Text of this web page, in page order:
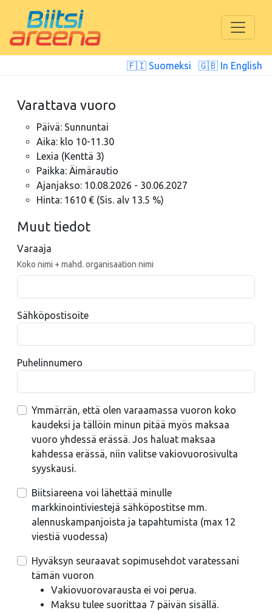
🇫🇮 Suomeksi 🇬🇧 In English
Varattava vuoro
Päivä: Sunnuntai
Aika: klo 10-11.30
Lexia (Kenttä 3)
Paikka: Äimärautio
Ajanjakso: 10.08.2026 - 30.06.2027
Hinta: 1610 € (Sis. alv 13.5 %)
Muut tiedot
Varaaja
Koko nimi + mahd. organisaation nimi
Sähköpostisoite
Puhelinnumero
Ymmärrän, että olen varaamassa vuoron koko
kaudeksi ja tällöin minun pitää myös maksaa
vuoro yhdessä erässä. Jos haluat maksaa
kahdessa erässä, niin valitse vakiovuorosivulta
syyskausi.
Biitsiareena voi lähettää minulle
markkinointiviestejä sähköpostitse mm.
alennuskampanjoista ja tapahtumista (max 12
viestiä vuodessa)
Hyväksyn seuraavat sopimusehdot varatessani
tämän vuoron
Vakiovuorovarausta ei voi perua.
Maksu tulee suorittaa 7 päivän sisällä.